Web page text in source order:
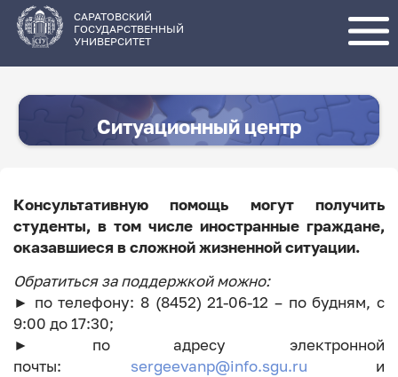
основному
содержанию
САРАТОВСКИЙ
ГОСУДАРСТВЕННЫЙ
УНИВЕРСИТЕТ
Ситуационный центр
Консультативную помощь могут получить
студенты, в том числе иностранные граждане,
оказавшиеся в сложной жизненной ситуации.
Обратиться за поддержкой можно:
► по телефону: 8 (8452) 21-06-12 – по будням, с
9:00 до 17:30;
► по адресу электронной
почты: sergeevanp@info.sgu.ru и